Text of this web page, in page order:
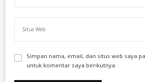
Simpan nama, email, dan situs web saya
untuk komentar saya berikutnya.